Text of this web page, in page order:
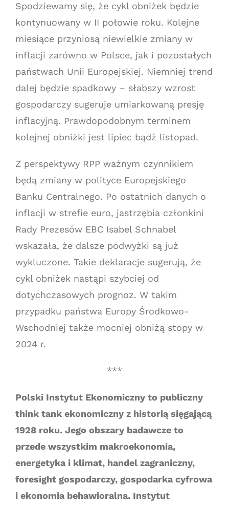
Spodziewamy się, że cykl obniżek będzie
kontynuowany w II połowie roku. Kolejne
miesiące przyniosą niewielkie zmiany w
inflacji zarówno w Polsce, jak i pozostałych
państwach Unii Europejskiej. Niemniej trend
dalej będzie spadkowy – słabszy wzrost
gospodarczy sugeruje umiarkowaną presję
inflacyjną. Prawdopodobnym terminem
kolejnej obniżki jest lipiec bądź listopad.
Z perspektywy RPP ważnym czynnikiem
będą zmiany w polityce Europejskiego
Banku Centralnego. Po ostatnich danych o
inflacji w strefie euro, jastrzębia członkini
Rady Prezesów EBC Isabel Schnabel
wskazała, że dalsze podwyżki są już
wykluczone. Takie deklaracje sugerują, że
cykl obniżek nastąpi szybciej od
dotychczasowych prognoz. W takim
przypadku państwa Europy Środkowo-
Wschodniej także mocniej obniżą stopy w
2024 r.
***
Polski Instytut Ekonomiczny to publiczny
think tank ekonomiczny z historią sięgającą
1928 roku. Jego obszary badawcze to
przede wszystkim makroekonomia,
energetyka i klimat, handel zagraniczny,
foresight gospodarczy, gospodarka cyfrowa
i ekonomia behawioralna. Instytut